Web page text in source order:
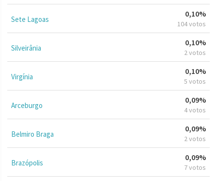
Sete Lagoas
0,10%
104 votos
Silveirânia
0,10%
2 votos
Virgínia
0,10%
5 votos
Arceburgo
0,09%
4 votos
Belmiro Braga
0,09%
2 votos
Brazópolis
0,09%
7 votos